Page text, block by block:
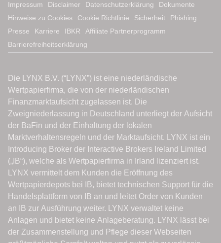
Impressum Disclaimer Datenschutzerklärung
Dokumente
Hinweise zu Cookies
Cookie Richtlinie Sicherheit
Phishing
Presse
Karriere IBKR
Affiliate Partnerprogramm
Barrierefreiheitserklärung